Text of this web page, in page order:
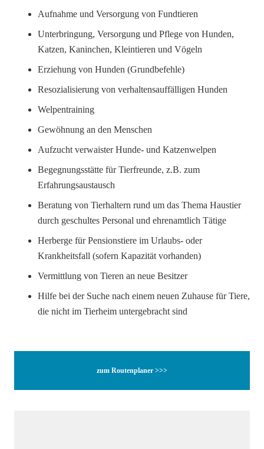
Aufnahme und Versorgung von Fundtieren
Unterbringung, Versorgung und Pflege von Hunden,
Katzen, Kaninchen, Kleintieren und Vögeln
Erziehung von Hunden (Grundbefehle)
Resozialisierung von verhaltensauffälligen Hunden
Welpentraining
Gewöhnung an den Menschen
Aufzucht verwaister Hunde- und Katzenwelpen
Begegnungsstätte für Tierfreunde, z.B. zum
Erfahrungsaustausch
Beratung von Tierhaltern rund um das Thema Haustier
durch geschultes Personal und ehrenamtlich Tätige
Herberge für Pensionstiere im Urlaubs- oder
Krankheitsfall (sofern Kapazität vorhanden)
Vermittlung von Tieren an neue Besitzer
Hilfe bei der Suche nach einem neuen Zuhause für Tiere,
die nicht im Tierheim untergebracht sind
zum Routenplaner >>>